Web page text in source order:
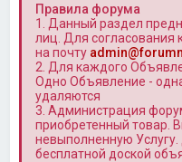
Правила форума
1. Данный раздел
лиц. Для согласования
на почту
2. Для каждого
Одно Объявление -
удаляются
3. Администрация
приобретенный товар.
невыполненную
бесплатной доской